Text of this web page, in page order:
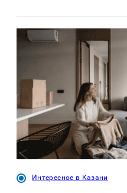
Интересное в Казани